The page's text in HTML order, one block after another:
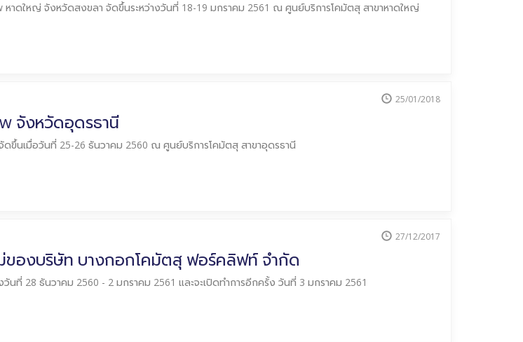
หาดใหญ่ จังหวัดสงขลา จัดขึ้นระหว่างวันที่ 18-19 มกราคม 2561 ณ ศูนย์บริการโคมัตสุ สาขาหาดใหญ่
25/01/2018
จังหวัดอุดรธานี
ขึ้นเมื่อวันที่ 25-26 ธันวาคม 2560 ณ ศูนย์บริการโคมัตสุ สาขาอุดรธานี
27/12/2017
ของบริษัท บางกอกโคมัตสุ ฟอร์คลิฟท์ จำกัด
นที่ 28 ธันวาคม 2560 - 2 มกราคม 2561 และจะเปิดทำการอีกครั้ง วันที่ 3 มกราคม 2561